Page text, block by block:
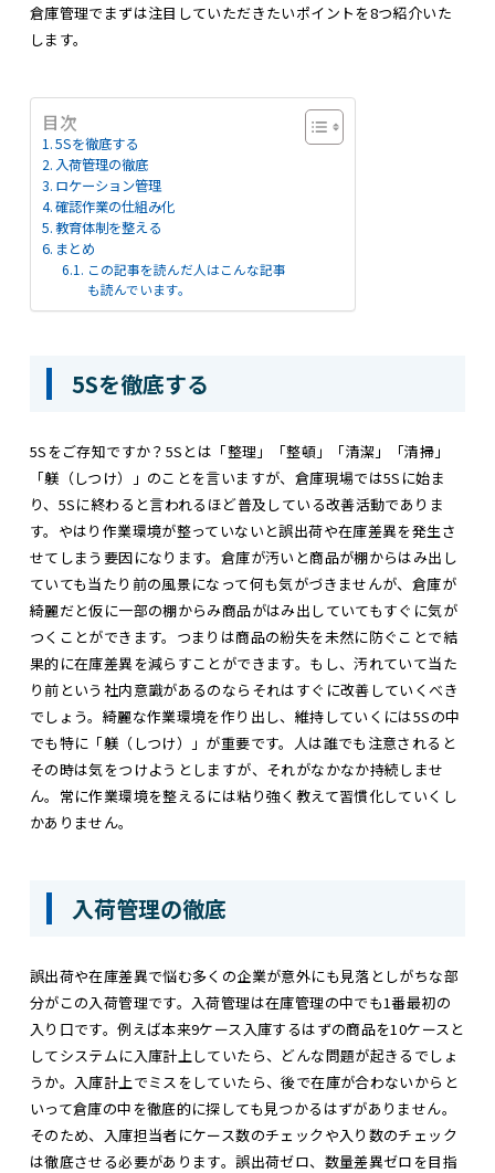
倉庫管理でまずは注目していただきたいポイントを8つ紹介いた
します。
目次
5Sを徹底する
入荷管理の徹底
ロケーション管理
確認作業の仕組み化
教育体制を整える
まとめ
この記事を読んだ人はこんな記事
も読んでいます。
5Sを徹底する
5Sをご存知ですか？5Sとは「整理」「整頓」「清潔」「清掃」
「躾（しつけ）」のことを言いますが、倉庫現場では5Sに始ま
り、5Sに終わると言われるほど普及している改善活動でありま
す。やはり作業環境が整っていないと誤出荷や在庫差異を発生さ
せてしまう要因になります。倉庫が汚いと商品が棚からはみ出し
ていても当たり前の風景になって何も気がづきませんが、倉庫が
綺麗だと仮に一部の棚からみ商品がはみ出していてもすぐに気が
つくことができます。つまりは商品の紛失を未然に防ぐことで結
果的に在庫差異を減らすことができます。もし、汚れていて当た
り前という社内意識があるのならそれはすぐに改善していくべき
でしょう。綺麗な作業環境を作り出し、維持していくには5Sの中
でも特に「躾（しつけ）」が重要です。人は誰でも注意されると
その時は気をつけようとしますが、それがなかなか持続しませ
ん。常に作業環境を整えるには粘り強く教えて習慣化していくし
かありません。
入荷管理の徹底
誤出荷や在庫差異で悩む多くの企業が意外にも見落としがちな部
分がこの入荷管理です。入荷管理は在庫管理の中でも1番最初の
入り口です。例えば本来9ケース入庫するはずの商品を10ケースと
してシステムに入庫計上していたら、どんな問題が起きるでしょ
うか。入庫計上でミスをしていたら、後で在庫が合わないからと
いって倉庫の中を徹底的に探しても見つかるはずがありません。
そのため、入庫担当者にケース数のチェックや入り数のチェック
は徹底させる必要があります。誤出荷ゼロ、数量差異ゼロを目指